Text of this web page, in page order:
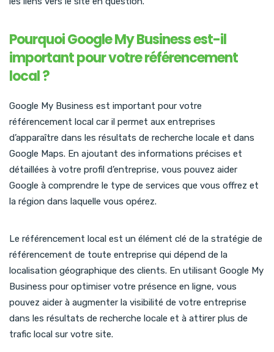
Pourquoi Google My Business est-il
important pour votre référencement
local ?
Google My Business est important pour votre
référencement local car il permet aux entreprises
d’apparaître dans les résultats de recherche locale et dans
Google Maps. En ajoutant des informations précises et
détaillées à votre profil d’entreprise, vous pouvez aider
Google à comprendre le type de services que vous offrez et
la région dans laquelle vous opérez.
Le référencement local est un élément clé de la stratégie de
référencement de toute entreprise qui dépend de la
localisation géographique des clients. En utilisant Google My
Business pour optimiser votre présence en ligne, vous
pouvez aider à augmenter la visibilité de votre entreprise
dans les résultats de recherche locale et à attirer plus de
trafic local sur votre site.